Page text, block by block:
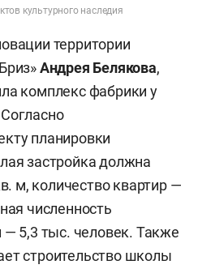
культурного наследия
территории
Андрея Белякова,
комплекс фабрики у
планировки
застройка должна
м, количество квартир —
численность
— 5,3 тыс. человек. Также
строительство школы